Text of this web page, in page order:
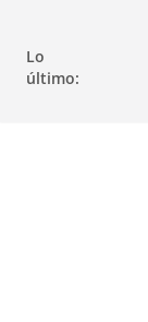
contenido
navegación
contenido
Lo
último: